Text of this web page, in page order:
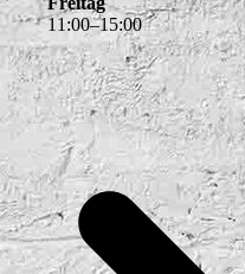
11 :00–15:00